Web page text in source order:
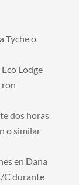
Tyche o
Lodge
ron
dos horas
o similar
en Dana
C durante